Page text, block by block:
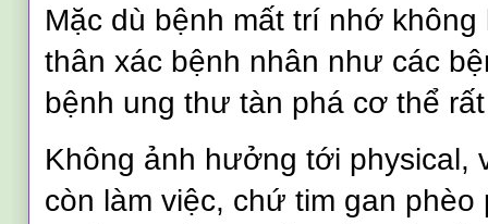
Mặc dù bệnh mất trí nhớ
thân xác bệnh nhân như các
bệnh ung thư tàn phá cơ thể
Không ảnh hưởng tới physical,
còn làm việc, chứ tim gan phèo